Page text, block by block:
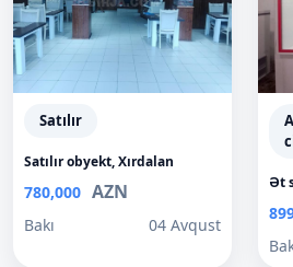
Satılır
Satılır obyekt, Xırdalan
780,000 AZN
Bakı 04 Avqust
Ət